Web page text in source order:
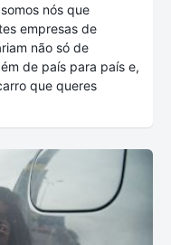
nós que
empresas de
não só de
de país para país e,
que queres